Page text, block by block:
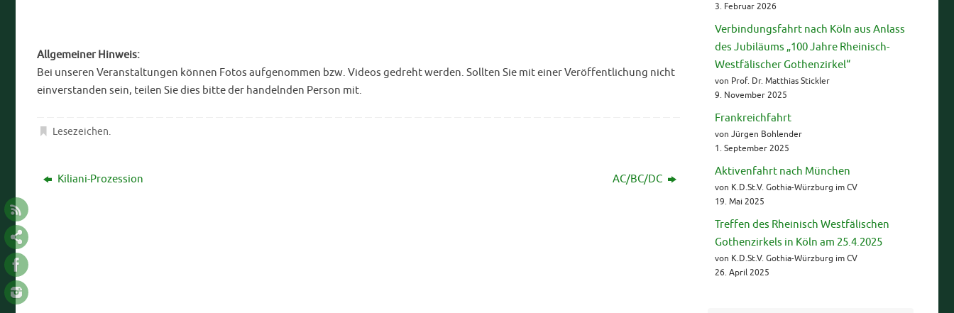
Allgemeiner Hinweis:
Bei unseren Veranstaltungen können Fotos aufgenommen bzw. Videos gedreht werden. Sollten Sie mit einer Veröffentlichung nicht
einverstanden sein, teilen Sie dies bitte der handelnden Person mit.
Lesezeichen.
Kiliani-Prozession AC/BC/DC
3. Februar 2026
Verbindungsfahrt nach Köln aus Anlass
des Jubiläums „100 Jahre Rheinisch-
Westfälischer Gothenzirkel“
von Prof. Dr. Matthias Stickler
9. November 2025
Frankreichfahrt
von Jürgen Bohlender
1. September 2025
Aktivenfahrt nach München
von K.D.St.V. Gothia-Würzburg im CV
19. Mai 2025
Treffen des Rheinisch Westfälischen
Gothenzirkels in Köln am 25.4.2025
von K.D.St.V. Gothia-Würzburg im CV
26. April 2025